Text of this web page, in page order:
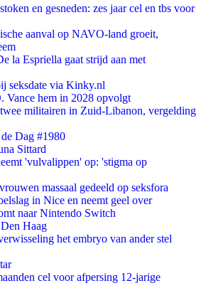
en gesneden: zes jaar cel en tbs voor
aanval op NAVO-land groeit,
la Espriella gaat strijd aan met
seksdate via Kinky.nl
Vance hem in 2028 opvolgt
militairen in Zuid-Libanon, vergelding
Dag #1980
Sittard
'vulvalippen' op: 'stigma op
massaal gedeeld op seksfora
in Nice en neemt geel over
naar Nintendo Switch
Haag
het embryo van ander stel
cel voor afpersing 12-jarige